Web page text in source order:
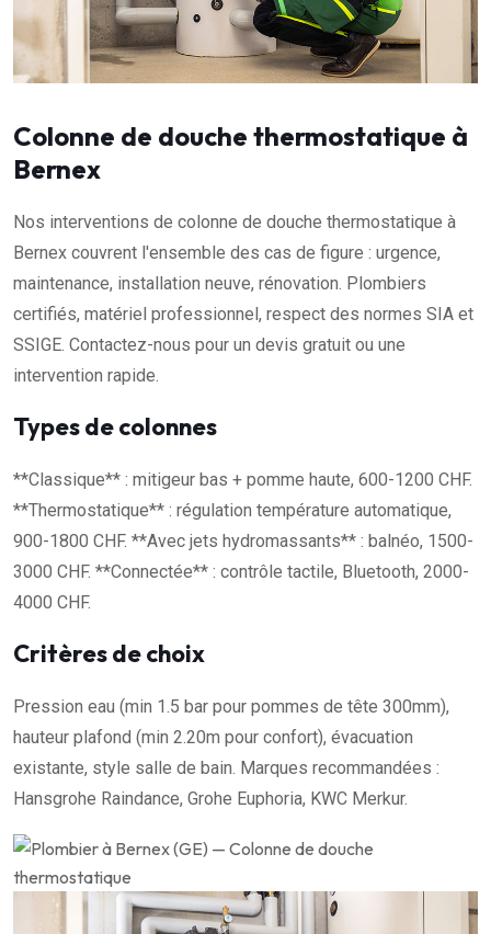
Colonne de douche thermostatique à
Bernex
Nos interventions de colonne de douche thermostatique à
Bernex couvrent l'ensemble des cas de figure : urgence,
maintenance, installation neuve, rénovation. Plombiers
certifiés, matériel professionnel, respect des normes SIA et
SSIGE. Contactez-nous pour un devis gratuit ou une
intervention rapide.
Types de colonnes
**Classique** : mitigeur bas + pomme haute, 600-1200 CHF.
**Thermostatique** : régulation température automatique,
900-1800 CHF. **Avec jets hydromassants** : balnéo, 1500-
3000 CHF. **Connectée** : contrôle tactile, Bluetooth, 2000-
4000 CHF.
Critères de choix
Pression eau (min 1.5 bar pour pommes de tête 300mm),
hauteur plafond (min 2.20m pour confort), évacuation
existante, style salle de bain. Marques recommandées :
Hansgrohe Raindance, Grohe Euphoria, KWC Merkur.